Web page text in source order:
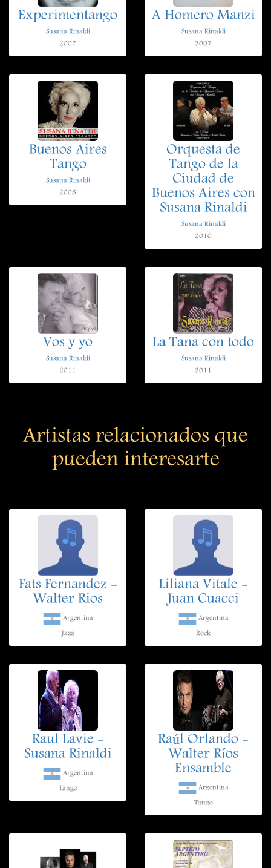
Experimentango
Susana Rinaldi
2007
A Homero Manzi
Susana Rinaldi
2007
Buenos Aires
Tango
Susana Rinaldi
2008
Orquesta de
Tango de la
Ciudad de
Buenos Aires con
Susana Rinaldi
Susana Rinaldi
2010
Vos y yo
Susana Rinaldi
2011
La Tana con todo
Susana Rinaldi
2011
Artistas relacionados que
pueden interesarte
Fats Fernandez -
Walter Rios
Argentina
Jazz
Liliana Vitale -
Juan Cuacci
Argentina
Rock
Raul Lavie -
Susana Rinaldi
Argentina
Tango
Raúl Orlando -
Walter Ríos
Ensamble
Argentina
Tango